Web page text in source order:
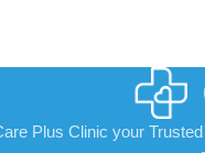
Plus Clinic your